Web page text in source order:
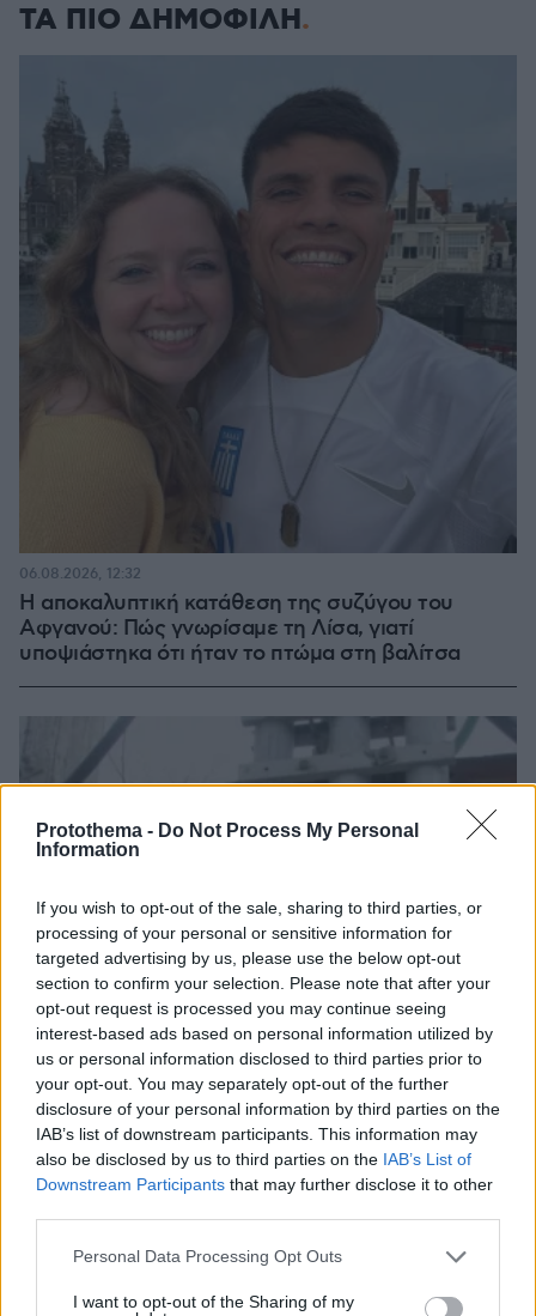
Protothema - Do Not Process My Personal
Information
If you wish to opt-out of the sale, sharing to third parties, or
processing of your personal or sensitive information for
targeted advertising by us, please use the below opt-out
section to confirm your selection. Please note that after your
opt-out request is processed you may continue seeing
interest-based ads based on personal information utilized by
us or personal information disclosed to third parties prior to
your opt-out. You may separately opt-out of the further
disclosure of your personal information by third parties on the
IAB’s list of downstream participants. This information may
also be disclosed by us to third parties on the IAB’s List of
Downstream Participants that may further disclose it to other
Please note that this website/app uses one or more Google
not limited to your visit or usage behaviour. You may click to
Personal Data Processing Opt Outs
I want to opt-out of the Sharing of my
ΤΑ ΠΙΟ ΔΗΜΟΦΙΛΗ
Η αποκαλυπτική κατάθεση της συζύγου του
Αφγανού: Πώς γνωρίσαμε τη Λίσα, γιατί
υποψιάστηκα ότι ήταν το πτώμα στη βαλίτσα
06.08.2026, 12:32
Πήγαν να κλέψουν καλώδια στον Άγιο Στέφανο, ο
ένας έπαθε ηλεκτροπληξία και έπεσε από ύψος, οι